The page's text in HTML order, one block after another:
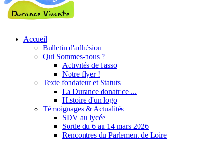
Accueil
Bulletin d'adhésion
Qui Sommes-nous ?
Activités de l'asso
Notre flyer !
Texte fondateur et Statuts
La Durance donatrice ...
Histoire d'un logo
Témoignages & Actualités
SDV au lycée
Sortie du 6 au 14 mars 2026
Rencontres du Parlement de Loire